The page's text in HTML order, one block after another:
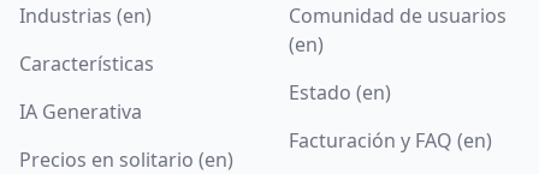
Industrias (en)
Características
IA Generativa
Precios en solitario (en)
Comunidad de usuarios
(en)
Estado (en)
Facturación y FAQ (en)